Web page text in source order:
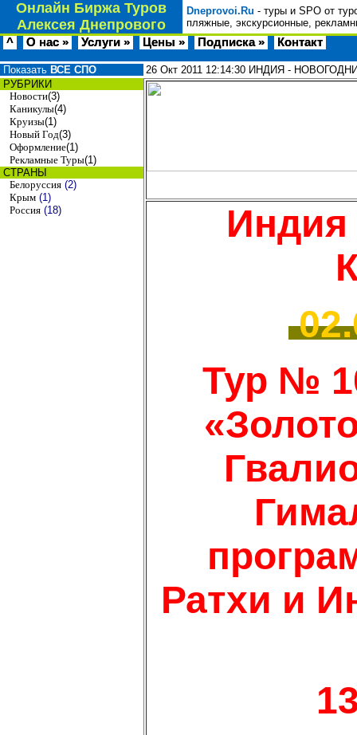
Онлайн Биржа Туров
Алексея Днепрового
Dneprovoi.Ru - туры и SPO от
пляжные, экскурсионные,
^ О нас » Услуги » Цены » Подписка » Контакт
Показать ВСЕ СПО
РУБРИКИ
Новости(3)
Каникулы(4)
Круизы(1)
Новый Год(3)
Оформление(1)
Рекламные Туры(1)
СТРАНЫ
Белоруссия (2)
Крым (1)
Россия (18)
26 Окт 2011 12:14:30 ИНДИЯ -
Тур №
Ратхи и